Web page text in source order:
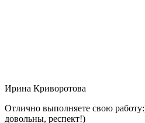
Ирина Криворотова
Отлично выполняете свою
довольны, респект!)